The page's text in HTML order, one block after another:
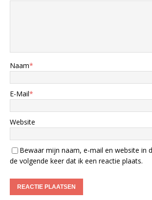
Naam*
E-Mail*
Website
Bewaar mijn naam, e-mail en website in
de volgende keer dat ik een reactie plaats.